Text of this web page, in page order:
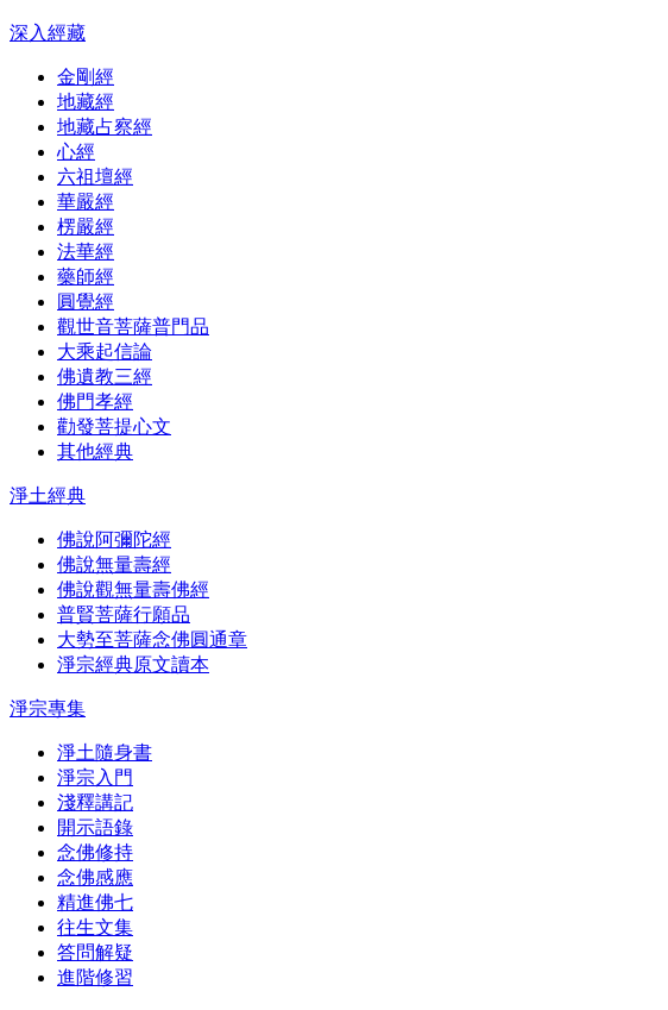
深入經藏
金剛經
地藏經
地藏占察經
心經
六祖壇經
華嚴經
楞嚴經
法華經
藥師經
圓覺經
觀世音菩薩普門品
大乘起信論
佛遺教三經
佛門孝經
勸發菩提心文
其他經典
淨土經典
佛說阿彌陀經
佛說無量壽經
佛說觀無量壽佛經
普賢菩薩行願品
大勢至菩薩念佛圓通章
淨宗經典原文讀本
淨宗專集
淨土隨身書
淨宗入門
淺釋講記
開示語錄
念佛修持
念佛感應
精進佛七
往生文集
答問解疑
進階修習